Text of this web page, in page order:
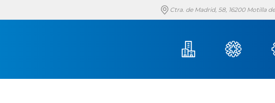
Ctra. de Madrid, 58, 16200 Motilla